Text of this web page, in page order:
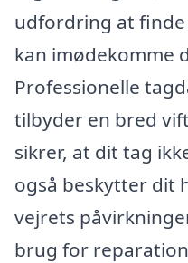
udfordring at
kan imødekomme
Professionelle
tilbyder en bred
sikrer, at dit tag
også beskytter dit
vejrets
brug for